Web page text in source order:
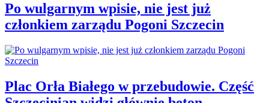
Po wulgarnym wpisie, nie jest już
członkiem zarządu Pogoni Szczecin
Plac Orła Białego w przebudowie. Część